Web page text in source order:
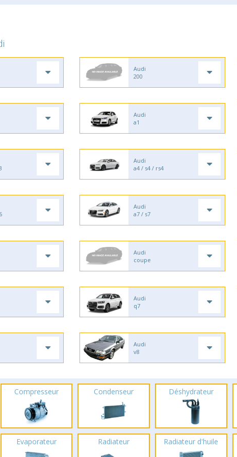
Audi
200
Audi
a1
Audi
a4 / s4 / rs4
Audi
a7 / s7
Audi
coupe
Audi
q7
Audi
v8
Compresseur Condenseur Déshydrateur
Evaporateur Radiateur Radiateur d'huile